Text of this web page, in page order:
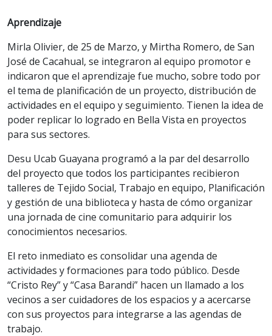
Aprendizaje
Mirla Olivier, de 25 de Marzo, y Mirtha Romero, de San
José de Cacahual, se integraron al equipo promotor e
indicaron que el aprendizaje fue mucho, sobre todo por
el tema de planificación de un proyecto, distribución de
actividades en el equipo y seguimiento. Tienen la idea de
poder replicar lo logrado en Bella Vista en proyectos
para sus sectores.
Desu Ucab Guayana programó a la par del desarrollo
del proyecto que todos los participantes recibieron
talleres de Tejido Social, Trabajo en equipo, Planificación
y gestión de una biblioteca y hasta de cómo organizar
una jornada de cine comunitario para adquirir los
conocimientos necesarios.
El reto inmediato es consolidar una agenda de
actividades y formaciones para todo público. Desde
“Cristo Rey” y “Casa Barandi” hacen un llamado a los
vecinos a ser cuidadores de los espacios y a acercarse
con sus proyectos para integrarse a las agendas de
trabajo.